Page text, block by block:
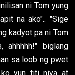
ni Tom yung
na ako".. "Sige
kadyot pa ni Tom
ahhhhh!" biglang
sa loob ng pwet
ko yun titi niya at